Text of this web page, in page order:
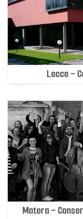
Lecce -
Matera -